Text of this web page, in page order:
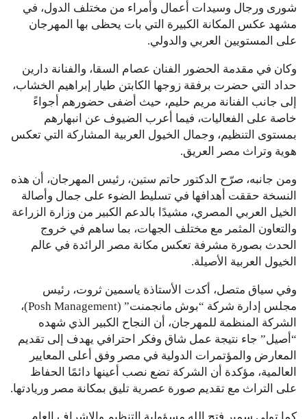
شورى ورجال وسيدات أعمال وأمراء من مختلف الدول، في
مشهد عكس المكانة الكبيرة التي بات يحظى بها المهرجان
على المستويين العربي والدولي.
وكان في مقدمة الحضور الفنان عصام السقا، والفنانة دارين
حداد التي حضرت برفقة زوجها الكابتن طيار إبراهيم الخشاب،
إلى جانب الفنانة مريم حليم، حيث أضفى حضورهم أجواءً
خاصة على الفعاليات، فيما أعرب الضيوف عن انبهارهم
بمستوى التنظيم، وجمال الخيول العربية المشاركة التي تعكس
هوية وتراث مصر العريق.
ومن جانبه، صرّح الدكتور حاتم ستين، رئيس المهرجان، أن هذه
النسخة حققت أهدافها في تسليط الضوء على جمال وأصالة
الخيل العربي المصري، مشيدًا بالدعم الكبير من وزارة الزراعة
والتعاون المثمر مع مختلف الجهات، بما ساهم في خروج
الحدث بصورة مشرفة تعكس مكانة مصر الرائدة في عالم
الخيول العربية الأصيلة.
وفي سياق متصل، أكدت الأستاذة ياسمين ثروت، رئيس
مجلس إدارة شركة “بوش مانجمنت” (Posh Management)،
الشركة المنظمة للمهرجان، أن النجاح الكبير الذي شهده
“أصيل” جاء نتيجة عمل شاق وفكر احترافي يهدف إلى تقديم
المعارض والمؤتمرات الدولية في مصر وفق أعلى المعايير
العالمية، مؤكدة أن الشركة تضع نصب أعينها دائمًا الحفاظ
على التراث مع تقديم صورة عصرية تليق بمكانة مصر وريادتها.
كما تولى سمير فتح الله مسؤولية التنظيم والإشراف العام